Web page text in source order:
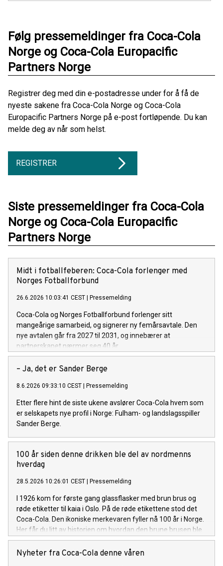
Følg pressemeldinger fra Coca-Cola
Norge og Coca-Cola Europacific
Partners Norge
Registrer deg med din e-postadresse under for å få de
nyeste sakene fra Coca-Cola Norge og Coca-Cola
Europacific Partners Norge på e-post fortløpende. Du kan
melde deg av når som helst.
REGISTRER
Siste pressemeldinger fra Coca-Cola
Norge og Coca-Cola Europacific
Partners Norge
Midt i fotballfeberen: Coca-Cola forlenger med
Norges Fotballforbund
26.6.2026 10:03:41 CEST Pressemelding
Coca-Cola og Norges Fotballforbund forlenger sitt
mangeårige samarbeid, og signerer ny femårsavtale. Den
nye avtalen går fra 2027 til 2031, og innebærer at
partnerskapet nærmer seg 40 år.
– Ja, det er Sander Berge
8.6.2026 09:33:10 CEST Pressemelding
Etter flere hint de siste ukene avslører Coca-Cola hvem som
er selskapets nye profil i Norge: Fulham- og landslagsspiller
Sander Berge.
100 år siden denne drikken ble del av nordmenns
hverdag
28.5.2026 10:26:01 CEST Pressemelding
I 1926 kom for første gang glassflasker med brun brus og
røde etiketter til kaia i Oslo. På de røde etikettene stod det
Coca-Cola. Den ikoniske merkevaren fyller nå 100 år i Norge.
Her får du litt av historien om hvordan den brune brusen ble
del av den norske hverdagen.
Nyheter fra Coca-Cola denne våren